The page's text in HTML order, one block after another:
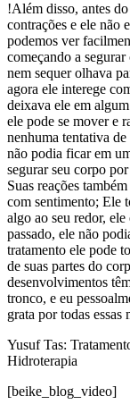
!Além disso, antes
contrações e ele não
podemos ver
começando a
nem sequer olhava
agora ele interege
deixava ele em
ele pode se mover e
nenhuma tentativa
não podia ficar em
segurar seu corpo
Suas reações
com sentimento; Ele
algo ao seu redor,
passado, ele não
tratamento ele pode
de suas partes do
desenvolvimentos
tronco, e eu
grata por todas essas
Yusuf Tas:
Hidroterapia
[beike_blog_video]